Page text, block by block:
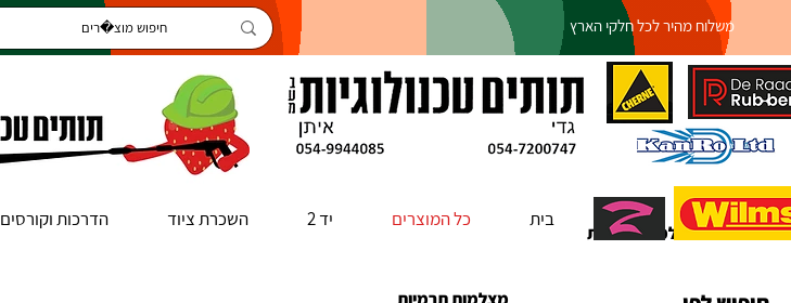
משלוח מהיר לכל חלקי הארץ
בית כל המוצרים יד 2 השכרת ציוד הדרכות וקורסים
ראשי מצלמות תרמיות